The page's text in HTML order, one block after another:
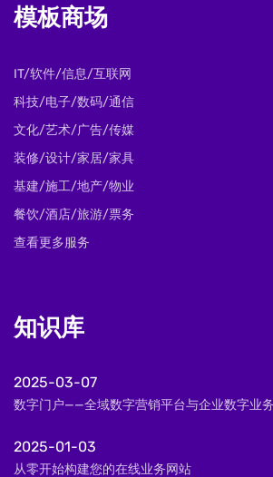
模板商场
IT/软件/信息/互联网
科技/电子/数码/通信
文化/艺术/广告/传媒
装修/设计/家居/家具
基建/施工/地产/物业
餐饮/酒店/旅游/票务
查看更多服务
知识库
2025-03-07
数字门户——全域数字营销平台与企业数字业
2025-01-03
从零开始构建您的在线业务网站